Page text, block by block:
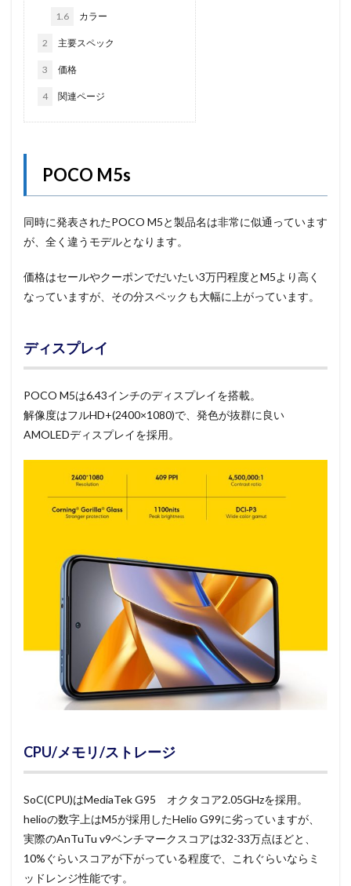
1.6 カラー
2 主要スペック
3 価格
4 関連ページ
POCO M5s
同時に発表されたPOCO M5と製品名は非常に似通っています
が、全く違うモデルとなります。
価格はセールやクーポンでだいたい3万円程度とM5より高く
なっていますが、その分スペックも大幅に上がっています。
ディスプレイ
POCO M5は6.43インチのディスプレイを搭載。
解像度はフルHD+(2400×1080)で、発色が抜群に良い
AMOLEDディスプレイを採用。
CPU/メモリ/ストレージ
SoC(CPU)はMediaTek G95 オクタコア2.05GHzを採用。
helioの数字上はM5が採用したHelio G99に劣っていますが、
実際のAnTuTu v9ベンチマークスコアは32-33万点ほどと、
10%ぐらいスコアが下がっている程度で、これぐらいならミ
ッドレンジ性能です。